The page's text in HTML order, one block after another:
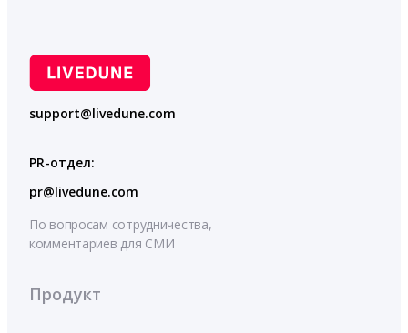
support@livedune.com
PR-отдел:
pr@livedune.com
По вопросам сотрудничества,
комментариев для СМИ
Продукт